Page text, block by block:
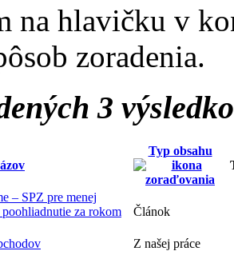
na hlavičku v
zoradenia.
3
Typ obsahu
– SPZ pre menej
za rokom
Článok
Z našej práce